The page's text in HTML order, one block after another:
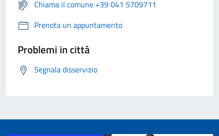
Chiama il comune +39 041 5709711
Prenota un appuntamento
Problemi in città
Segnala disservizio